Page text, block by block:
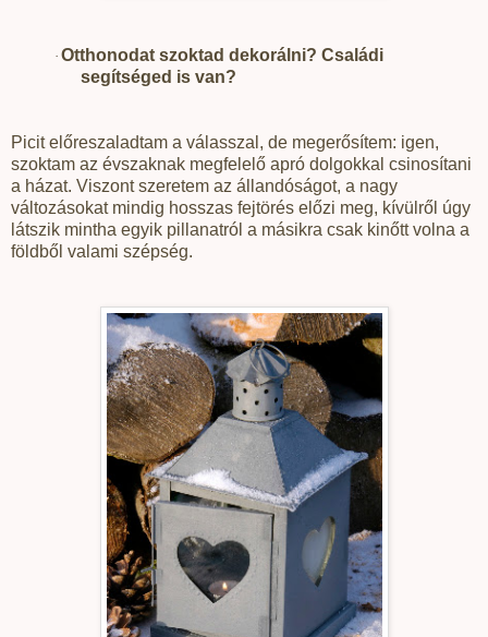
· Otthonodat szoktad dekorálni? Családi
segítséged is van?
Picit előreszaladtam a válasszal, de megerősítem: igen,
szoktam az évszaknak megfelelő apró dolgokkal csinosítani
a házat. Viszont szeretem az állandóságot, a nagy
változásokat mindig hosszas fejtörés előzi meg, kívülről úgy
látszik mintha egyik pillanatról a másikra csak kinőtt volna a
földből valami szépség.